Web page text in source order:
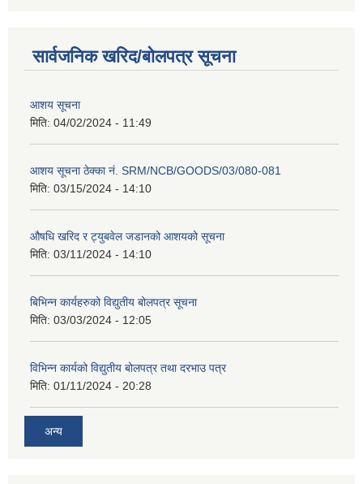
सार्वजनिक खरिद/बोलपत्र सूचना
आशय सूचना
मिति: 04/02/2024 - 11:49
आशय सूचना ठेक्का नं. SRM/NCB/GOODS/03/080-081
मिति: 03/15/2024 - 14:10
औषधि खरिद र ट्युबवेल जडानको आशयको सूचना
मिति: 03/11/2024 - 14:10
बिभिन्न कार्यहरुको विद्युतीय बोलपत्र सूचना
मिति: 03/03/2024 - 12:05
विभिन्न कार्यको विद्युतीय बोलपत्र तथा दरभाउ पत्र
मिति: 01/11/2024 - 20:28
अन्य